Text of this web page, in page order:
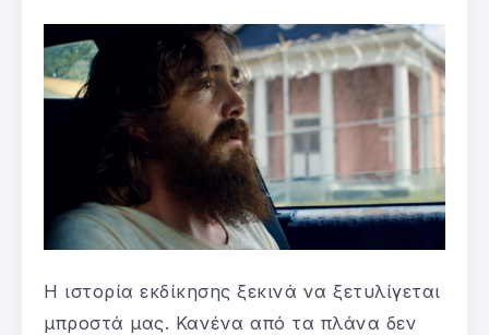
H ιστορία εκδίκησης ξεκινά να ξετυλίγεται
μπροστά μας. Κανένα από τα πλάνα δεν